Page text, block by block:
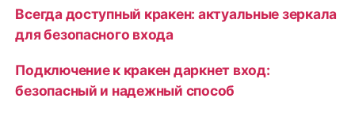
Всегда доступный кракен: актуальные зеркала
для безопасного входа
Подключение к кракен даркнет вход:
безопасный и надежный способ